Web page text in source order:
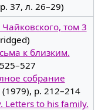
37, л. 26–29)
том 3
к близким.
собрание
(1979), p. 212–214
Letters to his family.